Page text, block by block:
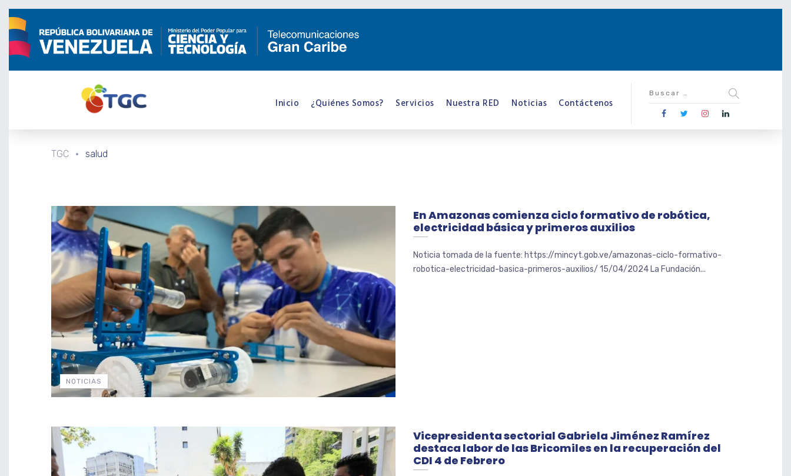
Inicio ¿Quiénes Somos? Servicios Nuestra RED Noticias Contáctenos
TGC salud
NOTICIAS
En Amazonas comienza ciclo formativo de robótica,
electricidad básica y primeros auxilios
Noticia tomada de la fuente: https://mincyt.gob.ve/amazonas-ciclo-formativo-
robotica-electricidad-basica-primeros-auxilios/ 15/04/2024 La Fundación...
Vicepresidenta sectorial Gabriela Jiménez Ramírez
destaca labor de las Bricomiles en la recuperación del
CDI 4 de Febrero